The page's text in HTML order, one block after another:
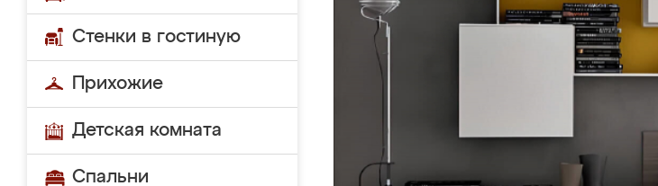
Стенки в гостиную
Прихожие
Детская комната
Спальни